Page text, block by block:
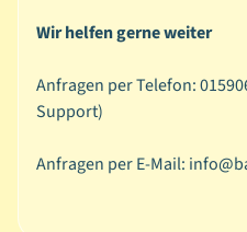
s
P
a
i
Wir helfen gerne weiter
Anfragen per Telefon:
Support)
Anfragen per E-Mail: